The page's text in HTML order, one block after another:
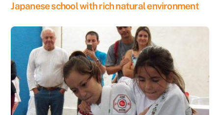
Japanese school with rich natural environment